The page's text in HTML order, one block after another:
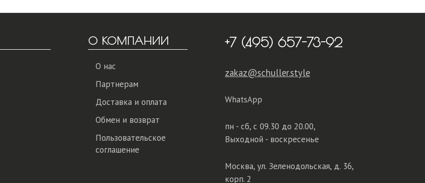
О КОМПАНИИ
О нас
Партнерам
Доставка и оплата
Обмен и возврат
Пользовательское
соглашение
+7 (495) 657-73-92
zakaz@schuller.style
WhatsApp
пн - сб, с 09.30 до 20.00,
Выходной - воскресенье
Москва, ул. Зеленодольская, д. 36,
корп. 2